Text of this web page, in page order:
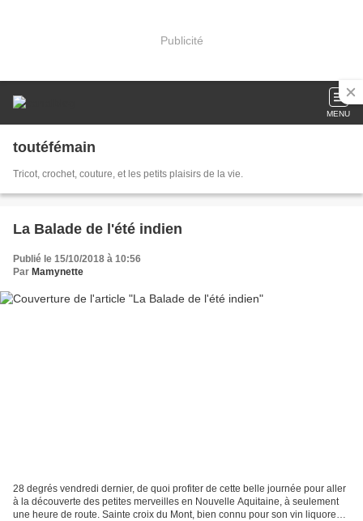
Publicité
MENU
toutéfémain
Tricot, crochet, couture, et les petits plaisirs de la vie.
La Balade de l'été indien
Publié le 15/10/2018 à 10:56
Par Mamynette
28 degrés vendredi dernier, de quoi profiter de cette belle journée pour aller
à la découverte des petites merveilles en Nouvelle Aquitaine, à seulement
une heure de route. Sainte croix du Mont, bien connu pour son vin liquoreux,